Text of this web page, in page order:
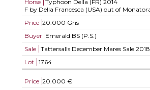
Horse Typhoon Della (FR) 2014
F by Della Francesca (USA) out of
Price 20.000 Gns
Buyer Emerald BS (P.S.)
Sale
Tattersalls December Mares Sale 2018
Lot
1764
Price 20.000 €